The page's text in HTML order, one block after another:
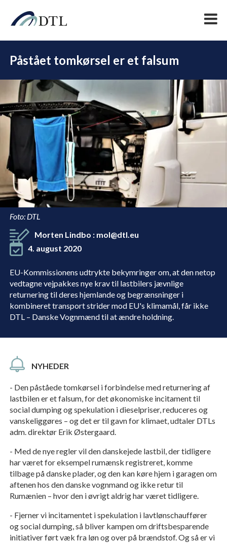
DEL
NYHEDER
Påstået tomkørsel er et falsum
EU-Kommissionens udtrykte bekymringer om, at den netop
vedtagne vejpakkes nye krav til lastbilers jævnlige
returnering til deres hjemlande og begrænsninger i
kombineret transport strider mod EU's klimamål, får ikke
DTL – Danske Vognmænd til at ændre holdning.
Foto: DTL
Morten Lindbo : mol@dtl.eu
4. august 2020
- Den påståede tomkørsel i forbindelse med returnering af
lastbilen er et falsum, for det økonomiske incitament til
social dumping og spekulation i dieselpriser, reduceres og
vanskeliggøres – og det er til gavn for klimaet, udtaler DTLs
adm. direktør Erik Østergaard.
- Med de nye regler vil den danskejede lastbil, der tidligere
har været for eksempel rumænsk registreret, komme
tilbage på danske plader, og den kan køre hjem i garagen om
aftenen hos den danske vognmand og ikke retur til
Rumænien – hvor den i øvrigt aldrig har været tidligere.
- Fjerner vi incitamentet i spekulation i lavtlønschauffører
og social dumping, så bliver kampen om driftsbesparende
initiativer ført væk fra løn og over på brændstof. Og så er vi